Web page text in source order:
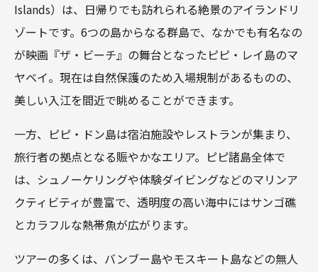
Islands）は、日帰りでも訪れられる絶景のアイランドリ
ゾートです。6つの島からなる群島で、なかでも有名なの
が映画『ザ・ビーチ』の舞台となったピピ・レイ島のマ
ヤベイ。現在は自然保護のため入場規制があるものの、
美しい入江を間近で眺めることができます。
一方、ピピ・ドン島は宿泊施設やレストランが集まり、
旅行者の拠点となる賑やかなエリア。ピピ諸島全体で
は、シュノーケリングや体験ダイビングなどのマリンア
クティビティが豊富で、透明度の高い海中にはサンゴ礁
とカラフルな熱帯魚が広がります。
ツアーの多くは、バンブー島やモスキート島などの無人